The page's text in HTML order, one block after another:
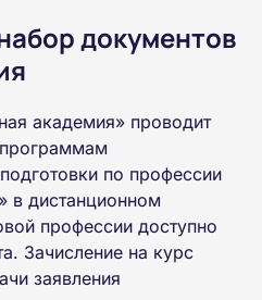
документов
академия» проводит
по профессии
в дистанционном
профессии доступно
Зачисление на курс
заявления